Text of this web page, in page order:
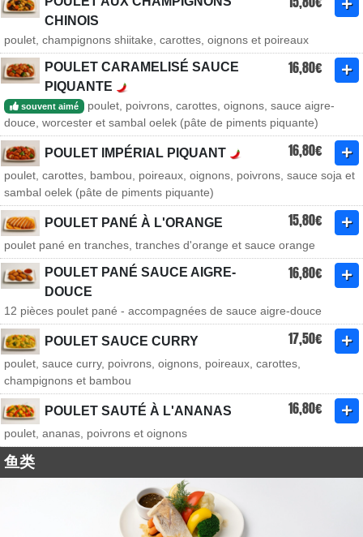
CHINOIS
poulet, champignons shiitake, carottes, oignons et poireaux
POULET CARAMELISÉ SAUCE
PIQUANTE
16,80€
souvent aimé
poulet, poivrons, carottes, oignons, sauce aigre-
douce, worcester et sambal oelek (pâte de piments piquante)
POULET IMPÉRIAL PIQUANT 16,80€
poulet, carottes, bambou, poireaux, oignons, poivrons, sauce soja et
sambal oelek (pâte de piments piquante)
POULET PANÉ À L'ORANGE 15,80€
poulet pané en tranches, tranches d'orange et sauce orange
POULET PANÉ SAUCE AIGRE-
DOUCE
16,80€
12 pièces poulet pané - accompagnées de sauce aigre-douce
POULET SAUCE CURRY 17,50€
poulet, sauce curry, poivrons, oignons, poireaux, carottes,
champignons et bambou
POULET SAUTÉ À L'ANANAS 16,80€
poulet, ananas, poivrons et oignons
鱼类